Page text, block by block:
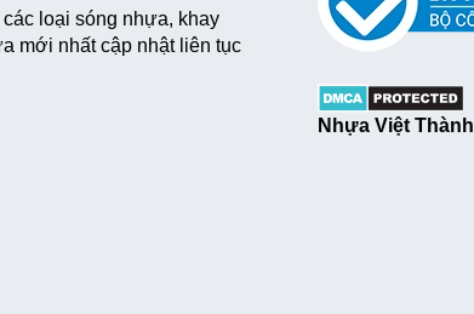
các loại sóng nhựa, khay
mới nhất cập nhật liên tục
Nhựa Việt Thành